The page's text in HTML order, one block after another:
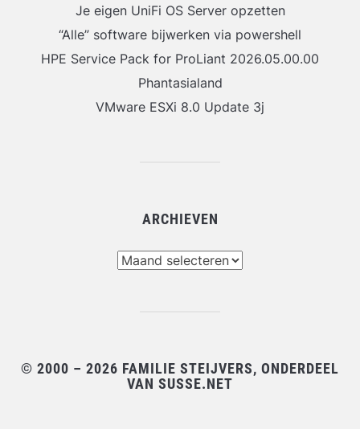
Je eigen UniFi OS Server opzetten
“Alle” software bijwerken via powershell
HPE Service Pack for ProLiant 2026.05.00.00
Phantasialand
VMware ESXi 8.0 Update 3j
ARCHIEVEN
© 2000 – 2026 FAMILIE STEIJVERS, ONDERDEEL
VAN SUSSE.NET